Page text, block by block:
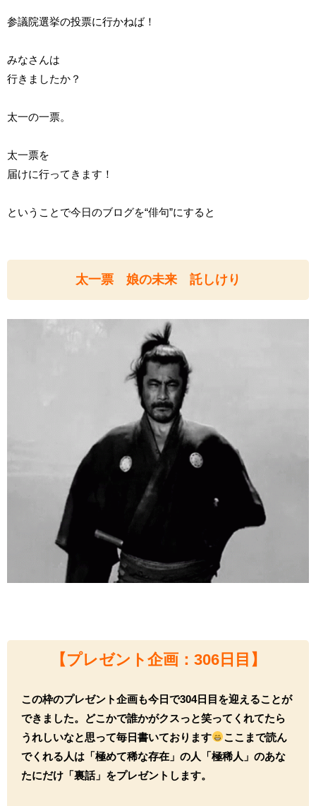
参議院選挙の投票に行かねば！
みなさんは
行きましたか？
太一の一票。
太一票を
届けに行ってきます！
ということで今日のブログを“俳句”にすると
太一票 娘の未来 託しけり
【プレゼント企画：306日目】
この枠のプレゼント企画も今日で304日目を迎えることが
できました。どこかで誰かがクスっと笑ってくれてたら
うれしいなと思って毎日書いております
ここまで読ん
でくれる人は「極めて稀な存在」の人「極稀人」のあな
たにだけ「裏話」をプレゼントします。